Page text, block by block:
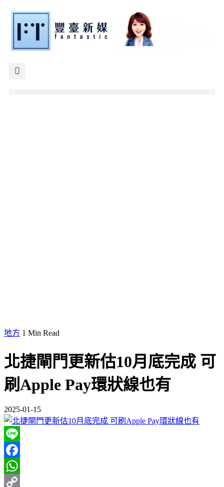
地方 1 Min Read
北捷閘門更新估10月底完成 可
刷Apple Pay環狀線也有
2025-01-15
Line
Facebook
WhatsApp